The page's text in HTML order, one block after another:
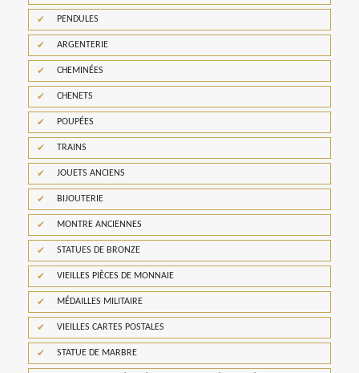
PENDULES
ARGENTERIE
CHEMINÉES
CHENETS
POUPÉES
TRAINS
JOUETS ANCIENS
BIJOUTERIE
MONTRE ANCIENNES
STATUES DE BRONZE
VIEILLES PIÈCES DE MONNAIE
MÉDAILLES MILITAIRE
VIEILLES CARTES POSTALES
STATUE DE MARBRE